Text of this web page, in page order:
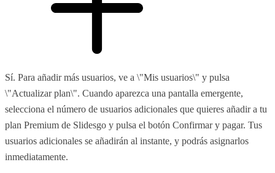
Sí. Para añadir más usuarios, ve a \"Mis usuarios\" y pulsa
\"Actualizar plan\". Cuando aparezca una pantalla emergente,
selecciona el número de usuarios adicionales que quieres añadir a tu
plan Premium de Slidesgo y pulsa el botón Confirmar y pagar. Tus
usuarios adicionales se añadirán al instante, y podrás asignarlos
inmediatamente.